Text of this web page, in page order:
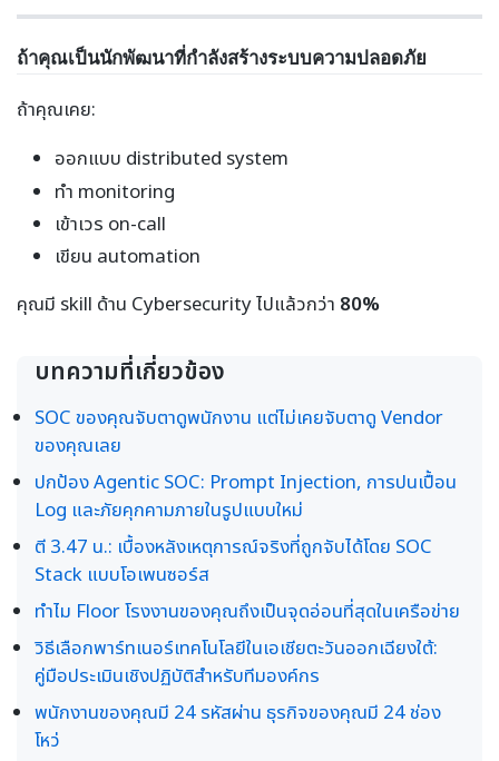
ถ้าคุณเป็นนักพัฒนาที่กำลังสร้างระบบความปลอดภัย
ถ้าคุณเคย:
ออกแบบ distributed system
ทำ monitoring
เข้าเวร on-call
เขียน automation
คุณมี skill ด้าน Cybersecurity ไปแล้วกว่า 80%
บทความที่เกี่ยวข้อง
SOC ของคุณจับตาดูพนักงาน แต่ไม่เคยจับตาดู Vendor
ของคุณเลย
ปกป้อง Agentic SOC: Prompt Injection, การปนเปื้อน
Log และภัยคุกคามภายในรูปแบบใหม่
ตี 3.47 น.: เบื้องหลังเหตุการณ์จริงที่ถูกจับได้โดย SOC
Stack แบบโอเพนซอร์ส
ทำไม Floor โรงงานของคุณถึงเป็นจุดอ่อนที่สุดในเครือข่าย
วิธีเลือกพาร์ทเนอร์เทคโนโลยีในเอเชียตะวันออกเฉียงใต้:
คู่มือประเมินเชิงปฏิบัติสำหรับทีมองค์กร
พนักงานของคุณมี 24 รหัสผ่าน ธุรกิจของคุณมี 24 ช่อง
โหว่